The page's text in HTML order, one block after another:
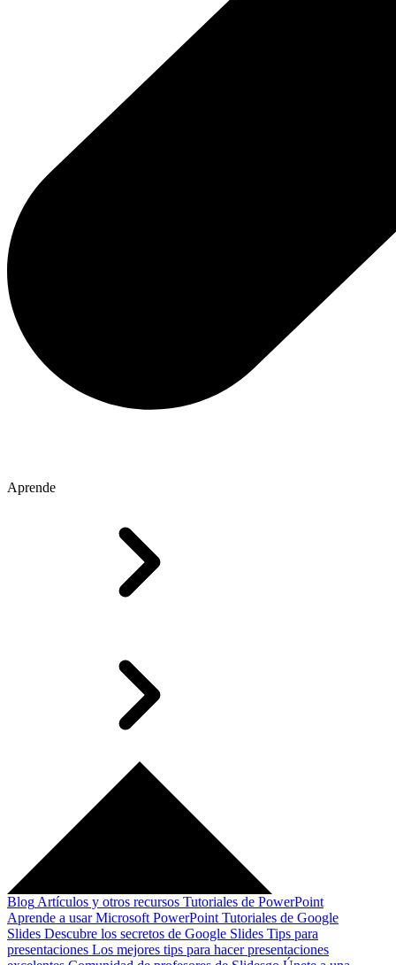
Aprende
Blog Artículos y otros recursos Tutoriales de PowerPoint
Aprende a usar Microsoft PowerPoint Tutoriales de Google
Slides Descubre los secretos de Google Slides Tips para
presentaciones Los mejores tips para hacer presentaciones